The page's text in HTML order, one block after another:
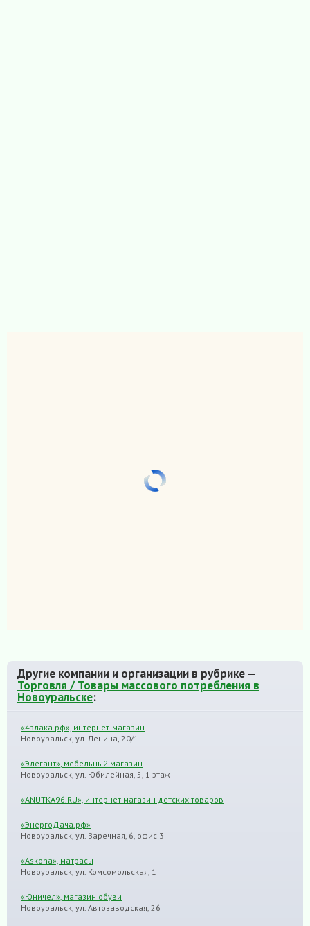
Другие компании и организации в рубрике —
Торговля / Товары массового потребления в
Новоуральске:
«4злака.рф», интернет-магазин
Новоуральск, ул. Ленина, 20/1
«Элегант», мебельный магазин
Новоуральск, ул. Юбилейная, 5, 1 этаж
«ANUTKA96.RU», интернет магазин детских товаров
«ЭнергоДача.рф»
Новоуральск, ул. Заречная, 6, офис 3
«Askona», матрасы
Новоуральск, ул. Комсомольская, 1
«Юничел», магазин обуви
Новоуральск, ул. Автозаводская, 26